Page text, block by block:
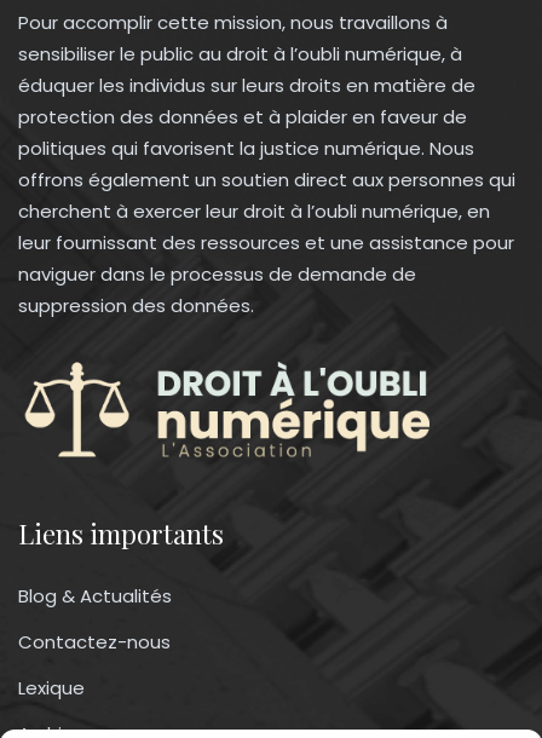
Pour accomplir cette mission, nous travaillons à
sensibiliser le public au droit à l’oubli numérique, à
éduquer les individus sur leurs droits en matière de
protection des données et à plaider en faveur de
politiques qui favorisent la justice numérique. Nous
offrons également un soutien direct aux personnes qui
cherchent à exercer leur droit à l’oubli numérique, en
leur fournissant des ressources et une assistance pour
naviguer dans le processus de demande de
suppression des données.
Liens importants
Blog & Actualités
Contactez-nous
Lexique